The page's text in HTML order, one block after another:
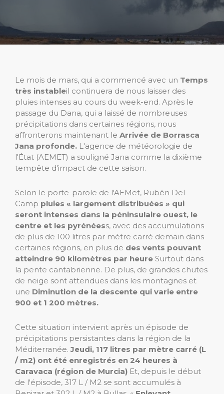
Le mois de mars, qui a commencé avec un Temps
très instableil continuera de nous laisser des
pluies intenses au cours du week-end. Après le
passage du Dana, qui a laissé de nombreuses
précipitations dans certaines régions, nous
affronterons maintenant le Arrivée de Borrasca
Jana profonde. L'agence de météorologie de
l'État (AEMET) a souligné Jana comme la dixième
tempête d'impact de cette saison.
Selon le porte-parole de l'AEMet, Rubén Del
Camp pluies « largement distribuées » qui
seront intenses dans la péninsulaire ouest, le
centre et les pyrénéess, avec des accumulations
de plus de 100 litres par mètre carré demain dans
certaines régions, en plus de des vents pouvant
atteindre 90 kilomètres par heure Surtout dans
la pente cantabrienne. De plus, de grandes chutes
de neige sont attendues dans les montagnes et
une Diminution de la descente qui varie entre
900 et 1 200 mètres.
Cette situation intervient après un épisode de
précipitations persistantes dans la région de la
Méditerranée.Jeudi, 117 litres par mètre carré (L
/ m2) ont été enregistrés en 24 heures à
Caravaca (région de Murcia) Et, depuis le début
de l'épisode, 317 L / M2 se sont accumulés à